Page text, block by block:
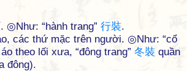
◎Như: “hành trang” 行裝.
các thứ mặc trên người. ◎Như: “cổ
theo lối xưa, “đông trang” 冬裝 quần
đông).